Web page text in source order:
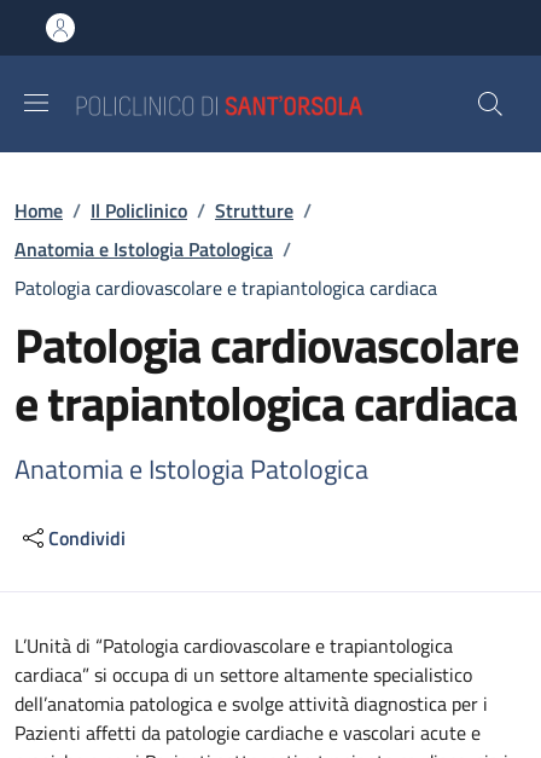
al contenuto principale
to footer content
Briciole di pane
Home / Il Policlinico / Strutture /
Anatomia e Istologia Patologica /
Patologia cardiovascolare e trapiantologica cardiaca
Patologia cardiovascolare
e trapiantologica cardiaca
Anatomia e Istologia Patologica
Condividi
Descrizione
L’Unità di “Patologia cardiovascolare e trapiantologica
cardiaca” si occupa di un settore altamente specialistico
dell’anatomia patologica e svolge attività diagnostica per i
Pazienti affetti da patologie cardiache e vascolari acute e